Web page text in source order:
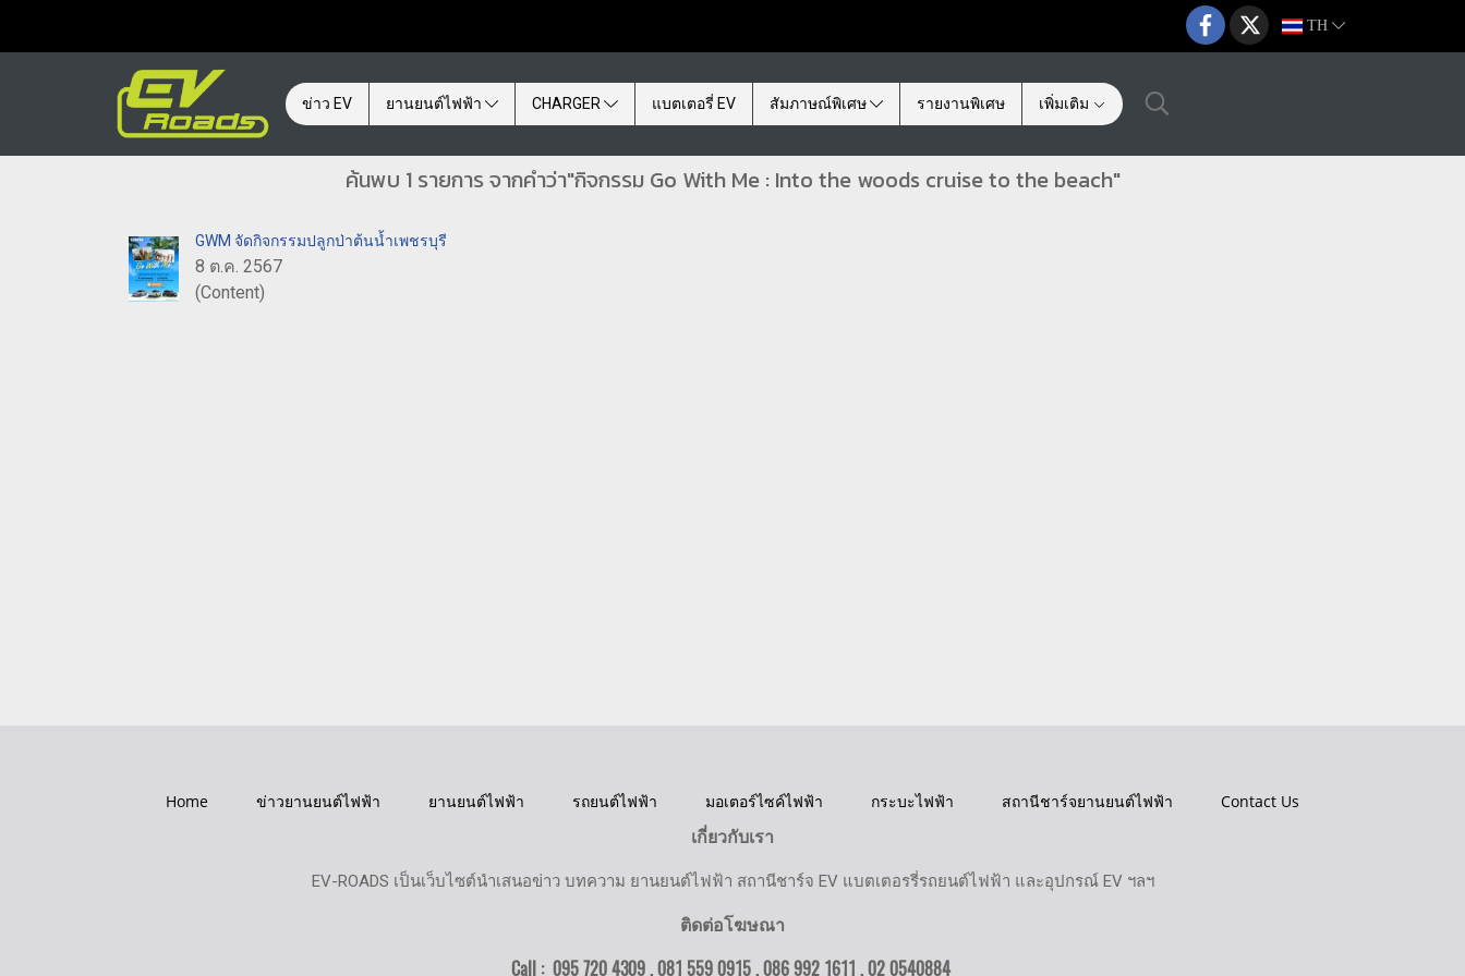
TH
ข่าว EV ยานยนต์ไฟฟ้า CHARGER แบตเตอรี่ EV สัมภาษณ์พิเศษ รายงานพิเศษ เพิ่มเติม
ค้นพบ 1 รายการ จากคำว่า"กิจกรรม Go With Me : Into the woods cruise to the beach"
GWM จัดกิจกรรมปลูกป่าต้นน้ำเพชรบุรี
8 ต.ค. 2567
(Content)
Home ข่าวยานยนต์ไฟฟ้า ยานยนต์ไฟฟ้า รถยนต์ไฟฟ้า มอเตอร์ไซค์ไฟฟ้า กระบะไฟฟ้า สถานีชาร์จยานยนต์ไฟฟ้า
Contact Us
เกี่ยวกับเรา
EV-ROADS เป็นเว็บไซต์นำเสนอข่าว บทความ ยานยนต์ไฟฟ้า สถานีชาร์จ EV แบตเตอรรี่รถยนต์ไฟฟ้า และอุปกรณ์ EV ฯลฯ
ติดต่อโฆษณา
Call : 095 720 4309 , 081 559 0915 , 086 992 1611 ,02 0540884